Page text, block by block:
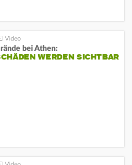
bei Athen:
WERDEN SICHTBAR